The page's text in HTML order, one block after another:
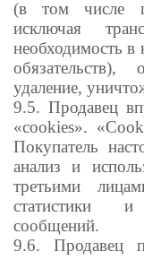
(в том числе
исключая
необходимость в
обязательств),
удаление,
9.5. Продавец
«cookies».
Покупатель
анализ и
третьими
статистики
сообщений.
9.6. Продавец